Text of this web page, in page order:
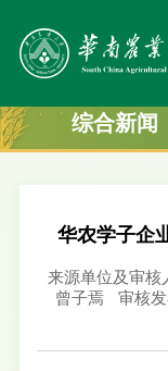
综合新闻
华农学子企
来源单位及审核
曾子焉
审核